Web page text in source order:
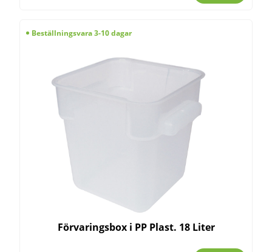
Beställningsvara 3-10 dagar
Förvaringsbox i PP Plast. 18 Liter